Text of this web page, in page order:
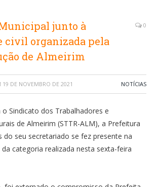
junto à
civil organizada pela
de Almeirim
0
19 DE NOVEMBRO DE 2021 NOTÍCIAS
Sindicato dos Trabalhadores e
de Almeirim (STTR-ALM), a Prefeitura
do seu secretariado se fez presente na
categoria realizada nesta sexta-feira